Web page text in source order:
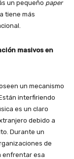
un pequeño paper
tiene más
masivos en
un mecanismo
interfiriendo
es un claro
debido a
Durante un
de
enfrentar esa